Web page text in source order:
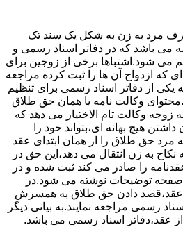
مرد به زن به شکل یک سند تک
می باشد که در دفاتر اسناد رسمی و
می شود.اشتباها برخی از زوجین برای
که ازدواج آن ها را ثبت کرده مراجعه
یکی از دفاتر اسناد رسمی برای تنظیم
وکالت نامه یا همان حق طلاق
زوجه وکالت تام الاختیار می دهد که
هیچ بهانه ای،بتواند خود را
مرد حق طلاق را از همان ابتدای عقد
به زن انتقال می دهد،این حق در
را صادر می کند ثبت شده و در
صفحه توضیحات نوشته می شود.در
عقد،قصد دادن حق طلاق به همسرش
رسمی مراجعه نمایند.به بیانی دیگر
اسناد رسمی می باشد.